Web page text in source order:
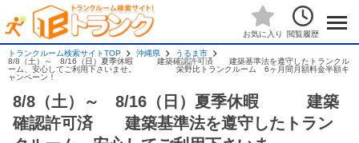
お気に入り 閲覧履歴
トランクルーム検索サイトTOP 沖縄県
うるま市
8/8（土）～ 8/16（日）夏季休暇 建築確認許可済 建築基準法を遵守したトランクル
ーム、安心してご利用下さいませ。 栄野比トランクルーム 6ヶ月間月額料金半額キ
ャンペーン！
8/8（土）～ 8/16（日）夏季休暇 建築
確認許可済 建築基準法を遵守したトラン